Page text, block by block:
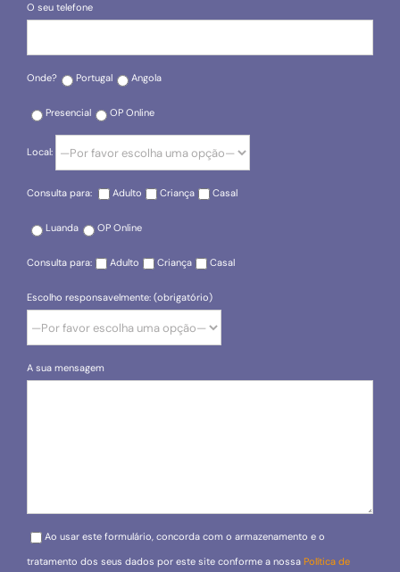
O seu telefone
Onde? Portugal Angola
Presencial OP Online
Local:
Consulta para: Adulto Criança Casal
Luanda OP Online
Consulta para: Adulto Criança Casal
Escolho responsavelmente: (obrigatório)
A sua mensagem
Please leave this field empty.
Ao usar este formulário, concorda com o armazenamento e o
tratamento dos seus dados por este site conforme a nossa Política de